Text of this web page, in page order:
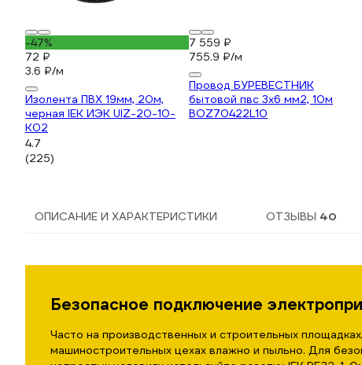
-47%
72 ₽
3.6 ₽/м
Изолента ПВХ 19мм, 20м,
черная IEK ИЭК UIZ-20-10-
K02
4.7
(225)
7 559 ₽
755.9 ₽/м
Провод БУРЕВЕСТНИК
бытовой пвс 3x6 мм2, 10м
BOZ70422L10
ОПИСАНИЕ И ХАРАКТЕРИСТИКИ ОТЗЫВЫ 40
Безопасное подключение
Часто на производственных и строительных
машиностроительных цехах влажно и пыльно. Для